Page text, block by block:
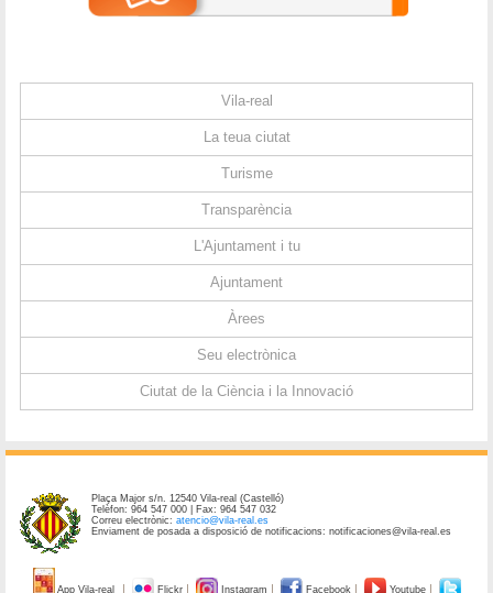
Vila-real
La teua ciutat
Turisme
Transparència
L'Ajuntament i tu
Ajuntament
Àrees
Seu electrònica
Ciutat de la Ciència i la Innovació
Plaça Major s/n. 12540 Vila-real (Castelló)
Telèfon: 964 547 000 | Fax: 964 547 032
Correu electrònic:atencio@vila-real.es
Enviament de posada a disposició de notificacions: notificaciones@vila-real.es
App Vila-real Flickr Instagram Facebook Youtube